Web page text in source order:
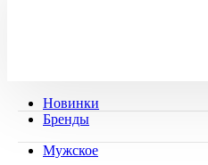
Новинки
Бренды
Мужское